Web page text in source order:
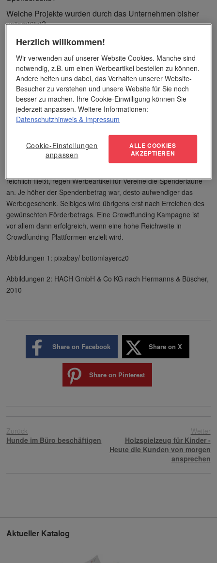
Welche Projekte wurden durch das Unternehmen bisher
unterstützt?
Welchen Nutzen ergibt sich für den Sponsor?
gesellschaftliches Engagement)
Sind diese wesentlichen Fragen geklärt, entsteht aus den
Ausarbeitungen ein Sponsoringkonzept und –Anschreiben fürs
Unternehmen.
Sollte kein Unternehmen anbeißen oder ist die benötigte
Finanzhilfe zu gering für ein umfangreiches Sponsoring, gibt es
eine Alternative: Crowdfunding. Hier spendet eine Masse von
Menschen kleine Geldbeträge zum Beispiel für neue Trikots,
reichlich fließt, regen Werbeartikel für Vereine die Spenderlaune
an. Je höher der Spendenbetrag war, desto aufwendiger das
Werbegeschenk. Selbiges wird übrigens erst nach Erreichen des
gewünschten Förderbetrags. Eine Crowdfunding Kampagne ist
vor allem dann erfolgreich, wenn eine hohe Reichweite in
Crowdfunding-Plattformen erzielt wird.
Abbildungen 1: pixabay/ bottomlayercz0
Abbildungen 2: HACH GmbH & Co KG nach Hermanns & Büscher,
2010
Share on Facebook Share on X
Share on Pinterest
Zurück
Hunde im Büro beschäftigen
Weiter
Holzspielzeug für Kinder -
Heute die Kunden von morgen
ansprechen
Aktueller Katalog
Herzlich willkommen!
Wir verwenden auf unserer Website Cookies. Manche sind
notwendig, z.B. um einen Werbeartikel bestellen zu können.
Andere helfen uns dabei, das Verhalten unserer Website-
Besucher zu verstehen und unsere Website für Sie noch
besser zu machen. Ihre Cookie-Einwilligung können Sie
jederzeit anpassen. Weitere Informationen:
Datenschutzhinweis & Impressum
Cookie-Einstellungen
anpassen
ALLE COOKIES
AKZEPTIEREN